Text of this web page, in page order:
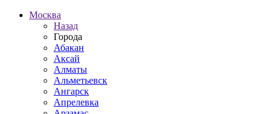
Москва
Назад
Города
Абакан
Аксай
Алматы
Альметьевск
Ангарск
Апрелевка